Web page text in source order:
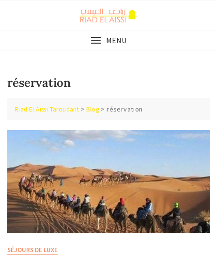
MENU
réservation
Riad El Aissi Taroudant >Blog >réservation
SÉJOURS DE LUXE